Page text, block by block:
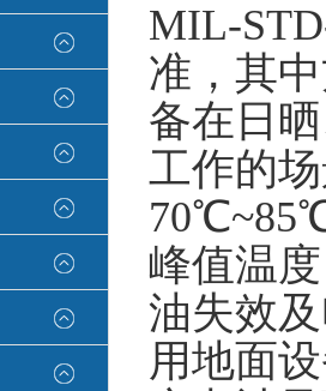
MIL-
准，其
备在日
工作的
峰值温
油失效
用地面